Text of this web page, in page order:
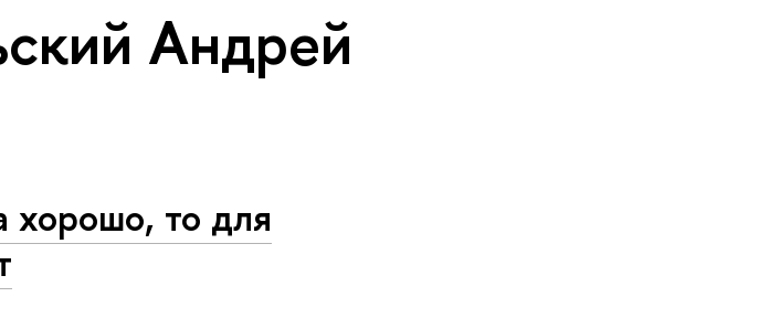
Андрей
хорошо, то для